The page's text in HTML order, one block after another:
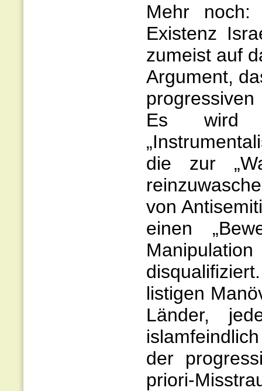
Mehr noch:
Existenz
zumeist auf
Argument,
Es wird
die zur
von
einen
listigen
Länder,
der
priori-